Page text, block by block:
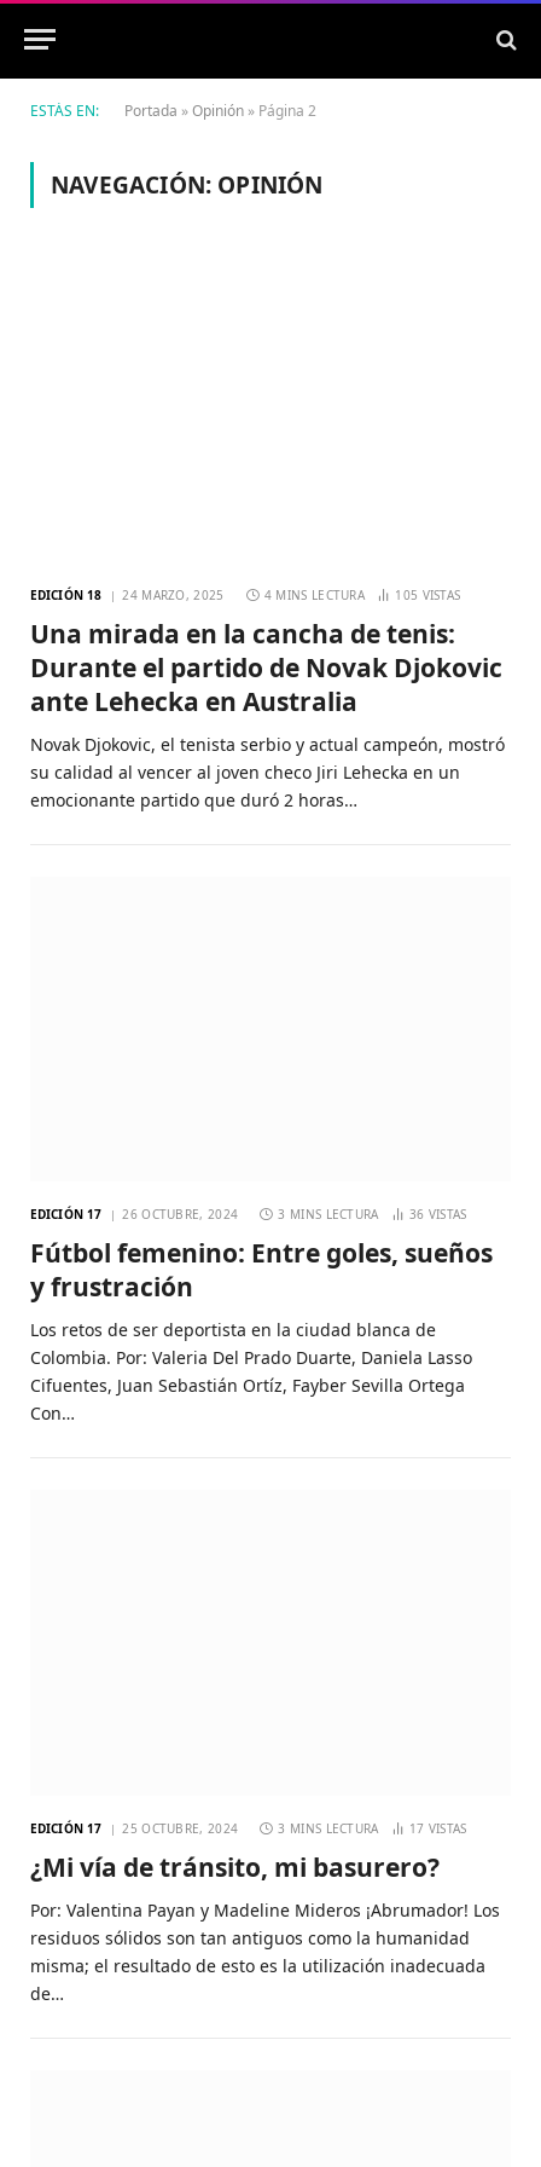
ESTÁS EN: Portada »Opinión » Página 2
NAVEGACIÓN: OPINIÓN
EDICIÓN 18 24 MARZO, 2025 4 MINS LECTURA 105 VISTAS
Una mirada en la cancha de tenis:
Durante el partido de Novak Djokovic
ante Lehecka en Australia
Novak Djokovic, el tenista serbio y actual campeón, mostró
su calidad al vencer al joven checo Jiri Lehecka en un
emocionante partido que duró 2 horas…
EDICIÓN 17 26 OCTUBRE, 2024 3 MINS LECTURA 36 VISTAS
Fútbol femenino: Entre goles, sueños
y frustración
Los retos de ser deportista en la ciudad blanca de
Colombia. Por: Valeria Del Prado Duarte, Daniela Lasso
Cifuentes, Juan Sebastián Ortíz, Fayber Sevilla Ortega
Con…
EDICIÓN 17 25 OCTUBRE, 2024 3 MINS LECTURA 17 VISTAS
¿Mi vía de tránsito, mi basurero?
Por: Valentina Payan y Madeline Mideros ¡Abrumador! Los
residuos sólidos son tan antiguos como la humanidad
misma; el resultado de esto es la utilización inadecuada
de…